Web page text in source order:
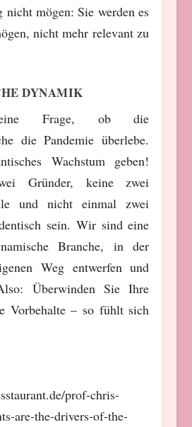
nicht mögen: Sie werden es
nicht mehr relevant zu
DYNAMIK
Frage, ob die
die Pandemie überlebe.
Wachstum geben!
Gründer, keine zwei
und nicht einmal zwei
sein. Wir sind eine
Branche, in der
Weg entwerfen und
Überwinden Sie Ihre
Vorbehalte – so fühlt sich
prof-chris-
are-the-drivers-of-the-